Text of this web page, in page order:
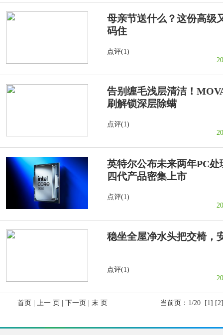
母亲节送什么？这份高级
码住
点评(1)
告别缠毛浅层清洁！
刷解锁深层除螨
点评(1)
英特尔公布未来两年PC
四代产品密集上市
点评(1)
稳坐全屋净水头把交椅，
点评(1)
首页 | 上一 页 | 下一页 末 页 当前页：1/20 [1] [2]